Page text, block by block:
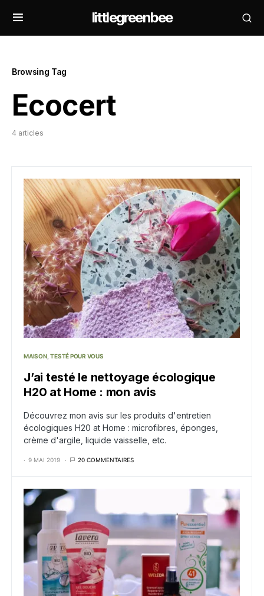
littlegreenbee
Browsing Tag
Ecocert
4 articles
MAISON TESTÉ POUR VOUS
J’ai testé le nettoyage écologique
H20 at Home : mon avis
Découvrez mon avis sur les produits d'entretien
écologiques H20 at Home : microfibres, éponges,
crème d'argile, liquide vaisselle, etc.
9 MAI 2019 20 COMMENTAIRES